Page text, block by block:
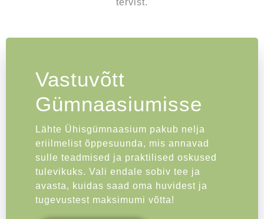
Vastuvõtt
Gümnaasiumisse
Lähte Ühisgümnaasium pakub nelja
eriilmelist õppesuunda, mis annavad
sulle teadmised ja praktilised oskused
tulevikuks. Vali endale sobiv tee ja
avasta, kuidas saad oma huvidest ja
tugevustest maksimumi võtta!